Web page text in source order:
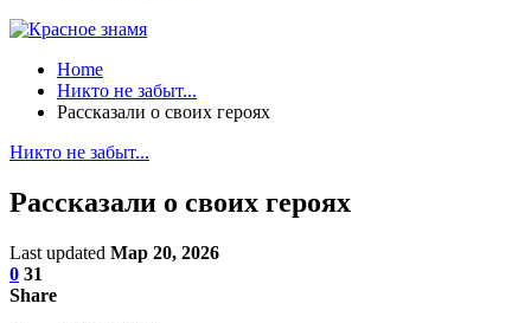
Home
Никто не забыт...
Рассказали о своих героях
Никто не забыт...
Рассказали о своих героях
Last updated Мар 20, 2026
0 31
Share